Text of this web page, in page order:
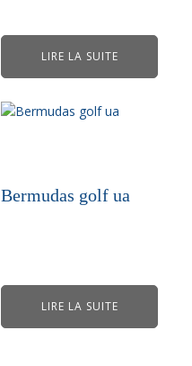
LIRE LA SUITE
Bermudas golf ua
LIRE LA SUITE